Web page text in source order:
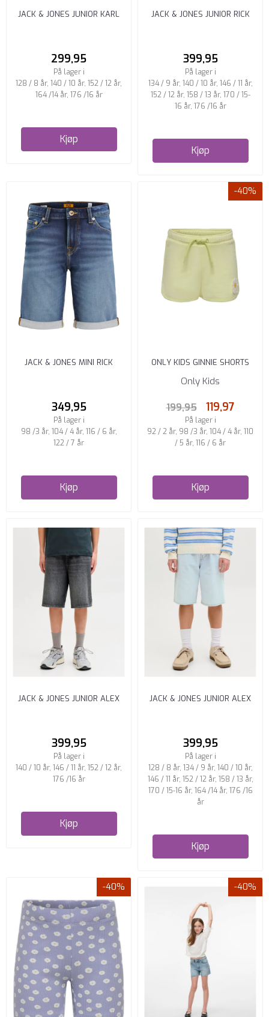
JACK & JONES JUNIOR KARL
299,95
På lager i
128 / 8 år, 140 / 10 år, 152 / 12 år,
164 /14 år, 176 /16 år
Kjøp
JACK & JONES JUNIOR RICK
399,95
På lager i
134 / 9 år, 140 / 10 år, 146 / 11 år,
152 / 12 år, 158 / 13 år, 170 / 15-
16 år, 176 /16 år
Kjøp
JACK & JONES MINI RICK
349,95
På lager i
98 /3 år, 104 / 4 år, 116 / 6 år,
122 / 7 år
Kjøp
-40%
ONLY KIDS GINNIE SHORTS
REGULAR FIT TENDER
Only Kids
199,95 119,97
På lager i
92 / 2 år, 98 /3 år, 104 / 4 år, 110
/ 5 år, 116 / 6 år
Kjøp
JACK & JONES JUNIOR ALEX
399,95
På lager i
140 / 10 år, 146 / 11 år, 152 / 12 år,
176 /16 år
Kjøp
JACK & JONES JUNIOR ALEX
399,95
På lager i
128 / 8 år, 134 / 9 år, 140 / 10 år,
146 / 11 år, 152 / 12 år, 158 / 13 år,
170 / 15-16 år, 164 /14 år, 176 /16
år
Kjøp
-40% -40%